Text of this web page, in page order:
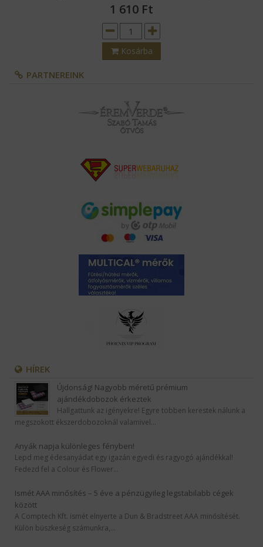
1 610 Ft
Kosárba
PARTNEREINK
HÍREK
Újdonság! Nagyobb méretű prémium
ajándékdobozok érkeztek
Hallgattunk az igényekre! Egyre többen kerestek nálunk a
megszokott ékszerdobozoknál valamivel…
Anyák napja különleges fényben!
Lepd meg édesanyádat egy igazán egyedi és ragyogó ajándékkal!
Fedezd fel a Colour és Flower…
Ismét AAA minősítés – 5 éve a pénzügyileg legstabilabb cégek
között
A Comptech Kft. ismét elnyerte a Dun & Bradstreet AAA minősítését.
Külön büszkeség számunkra,…